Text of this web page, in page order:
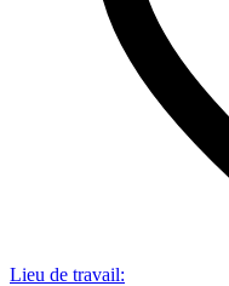
Lieu de travail: